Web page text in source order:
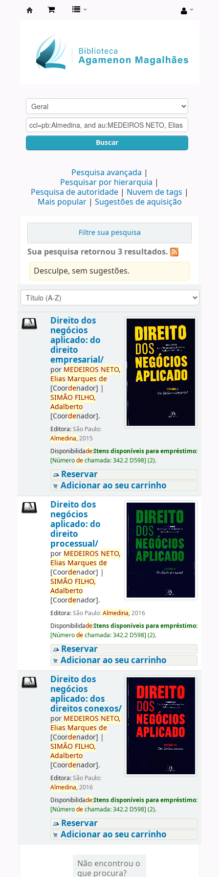
Agamenon
Magalhães
Buscar
Pesquisa avançada
Pesquisar por hierarquia
Pesquisa de autoridade
Nuvem de tags
Mais popular
Sugestões de aquisição
Filtre sua pesquisa
Sua pesquisa retornou 3 resultados.
Desculpe, sem sugestões.
Direito dos
negócios
aplicado: do
direito
empresarial/
por MEDEIROS NETO,
Elias Marques de
[Coordenador] |
SIMÃO FILHO,
Adalberto
[Coordenador].
Editora:São Paulo:
Almedina,2015
Disponibilidade:Itens disponíveis para empréstimo:
[Númerodechamada:342.2 D598] (2).
Reservar
Adicionar ao seu carrinho
Direito dos
negócios
aplicado: do
direito
processual/
por MEDEIROS NETO,
Elias Marques de
[Coordenador] |
SIMÃO FILHO,
Adalberto
[Coordenador].
Editora:São Paulo:Almedina,2016
Disponibilidade:Itens disponíveis para empréstimo:
[Númerodechamada:342.2 D598] (2).
Reservar
Adicionar ao seu carrinho
Direito dos
negócios
aplicado: dos
direitos conexos/
por MEDEIROS NETO,
Elias Marques de
[Coordenador] |
SIMÃO FILHO,
Adalberto
[Coordenador].
Editora:São Paulo:
Almedina,2016
Disponibilidade:Itens disponíveis para empréstimo:
[Númerodechamada:342.2 D598] (2).
Reservar
Adicionar ao seu carrinho
Não encontrou o
que procura?